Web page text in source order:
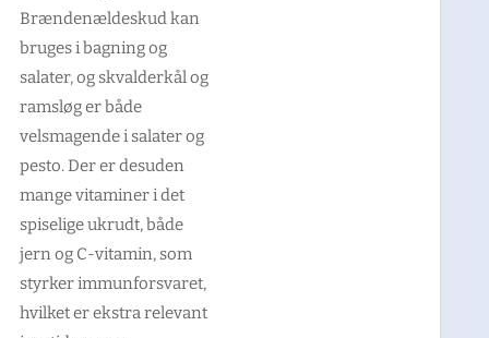
Brændenældeskud kan
bruges i bagning og
salater, og skvalderkål og
ramsløg er både
velsmagende i salater og
pesto. Der er desuden
mange vitaminer i det
spiselige ukrudt, både
jern og C-vitamin, som
styrker immunforsvaret,
hvilket er ekstra relevant